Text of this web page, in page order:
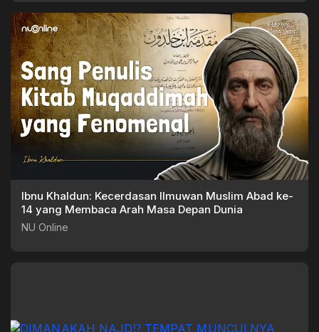
Ibnu Khaldun: Kecerdasan Ilmuwan Muslim Abad ke-
14 yang Membaca Arah Masa Depan Dunia
NU Online